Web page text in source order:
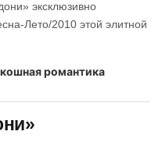
эксклюзивно
Лето/2010 этой элитной